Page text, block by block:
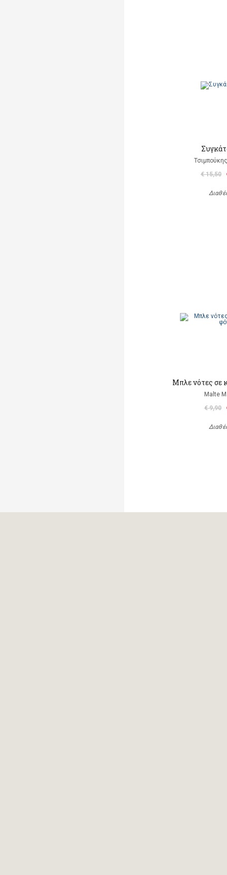
€ 15,50
Μπλε νότες σε
Malte
€ 9,90